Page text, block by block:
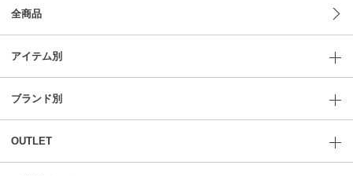
全商品
アイテム別
ブランド別
OUTLET